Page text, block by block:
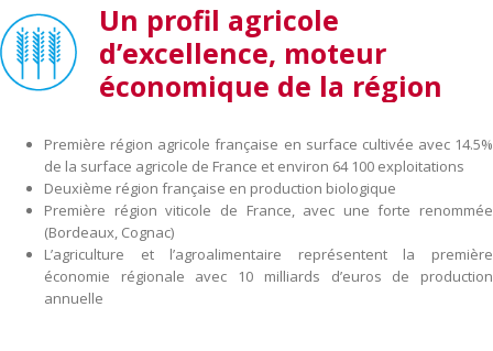
Un profil agricole
d’excellence, moteur
économique de la région
Première région agricole française en surface cultivée avec 14.5%
de la surface agricole de France et environ 64 100 exploitations
Deuxième région française en production biologique
Première région viticole de France, avec une forte renommée
(Bordeaux, Cognac)
L’agriculture et l’agroalimentaire représentent la première
économie régionale avec 10 milliards d’euros de production
annuelle